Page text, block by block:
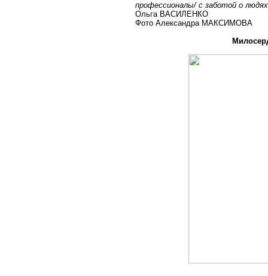
профессионалы/ с заботой о людях
Ольга ВАСИЛЕНКО
Фото Александра МАКСИМОВА